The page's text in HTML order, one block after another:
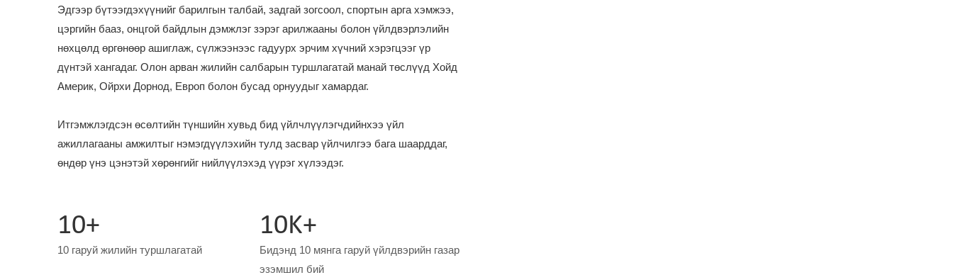
Эдгээр бүтээгдэхүүнийг барилгын талбай, задгай зогсоол, спортын арга хэмжээ,
цэргийн бааз, онцгой байдлын дэмжлэг зэрэг арилжааны болон үйлдвэрлэлийн
нөхцөлд өргөнөөр ашиглаж, сүлжээнээс гадуурх эрчим хүчний хэрэгцээг үр
дүнтэй хангадаг. Олон арван жилийн салбарын туршлагатай манай төслүүд Хойд
Америк, Ойрхи Дорнод, Европ болон бусад орнуудыг хамардаг.
Итгэмжлэгдсэн өсөлтийн түншийн хувьд бид үйлчлүүлэгчдийнхээ үйл
ажиллагааны амжилтыг нэмэгдүүлэхийн тулд засвар үйлчилгээ бага шаарддаг,
өндөр үнэ цэнэтэй хөрөнгийг нийлүүлэхэд үүрэг хүлээдэг.
10+
10 гаруй жилийн туршлагатай
10K+
Бидэнд 10 мянга гаруй үйлдвэрийн газар
эзэмшил бий